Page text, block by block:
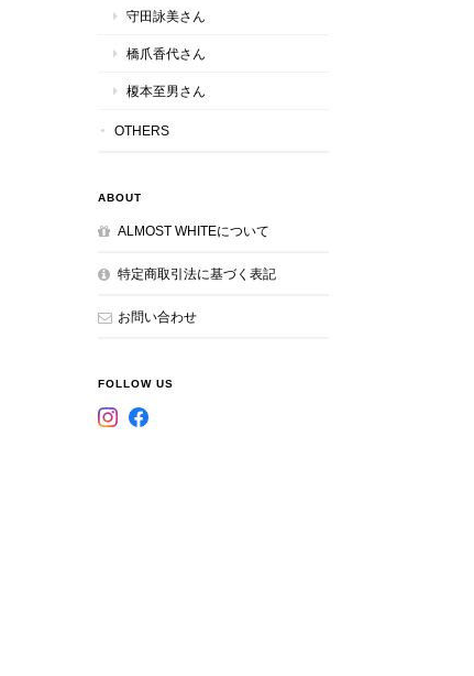
守田詠美さん
橋爪香代さん
榎本至男さん
OTHERS
ABOUT
ALMOST WHITEについて
特定商取引法に基づく表記
お問い合わせ
FOLLOW US